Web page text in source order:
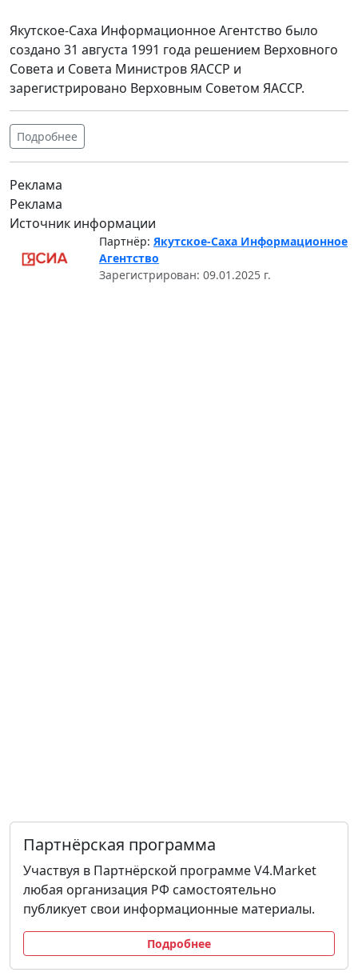
Якутское-Саха Информационное Агентство было
создано 31 августа 1991 года решением Верховного
Совета и Совета Министров ЯАССР и
зарегистрировано Верховным Советом ЯАССР.
Подробнее
Реклама
Реклама
Источник информации
Партнёр: Якутское-Саха Информационное
Агентство
Зарегистрирован: 09.01.2025 г.
Партнёрская программа
Участвуя в Партнёрской программе V4.Market
любая организация РФ самостоятельно
публикует свои информационные материалы.
Подробнее